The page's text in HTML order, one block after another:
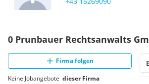
0 Prunbauer Rechtsanwalts
Firma folgen
Keine Jobangebote dieser Firma